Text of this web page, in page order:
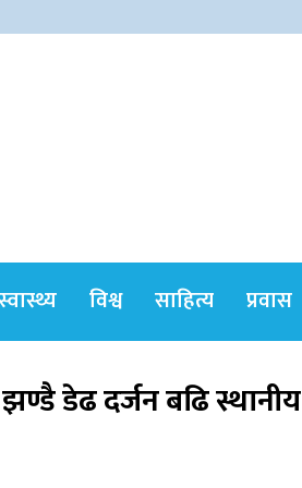
विश्व साहित्य प्रवास
डेढ दर्जन बढि स्थानीय